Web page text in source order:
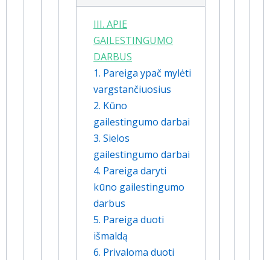
III. APIE
GAILESTINGUMO
DARBUS
1. Pareiga ypač mylėti
vargstančiuosius
2. Kūno
gailestingumo darbai
3. Sielos
gailestingumo darbai
4. Pareiga daryti
kūno gailestingumo
darbus
5. Pareiga duoti
išmaldą
6. Privaloma duoti